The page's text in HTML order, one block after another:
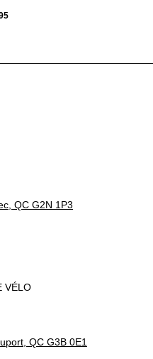
QC G2N 1P3
VÉLO
QC G3B 0E1